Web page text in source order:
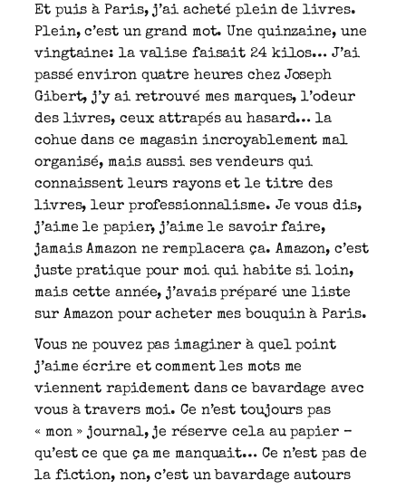
Et puis à Paris, j’ai acheté plein de livres.
Plein, c’est un grand mot. Une quinzaine, une
vingtaine: la valise faisait 24 kilos… J’ai
passé environ quatre heures chez Joseph
Gibert, j’y ai retrouvé mes marques, l’odeur
des livres, ceux attrapés au hasard… la
cohue dans ce magasin incroyablement mal
organisé, mais aussi ses vendeurs qui
connaissent leurs rayons et le titre des
livres, leur professionnalisme. Je vous dis,
j’aime le papier, j’aime le savoir faire,
jamais Amazon ne remplacera ça. Amazon, c’est
juste pratique pour moi qui habite si loin,
mais cette année, j’avais préparé une liste
sur Amazon pour acheter mes bouquin à Paris.
Vous ne pouvez pas imaginer à quel point
j’aime écrire et comment les mots me
viennent rapidement dans ce bavardage avec
vous à travers moi. Ce n’est toujours pas
« mon » journal, je réserve cela au papier –
qu’est ce que ça me manquait… Ce n’est pas de
la fiction, non, c’est un bavardage autours